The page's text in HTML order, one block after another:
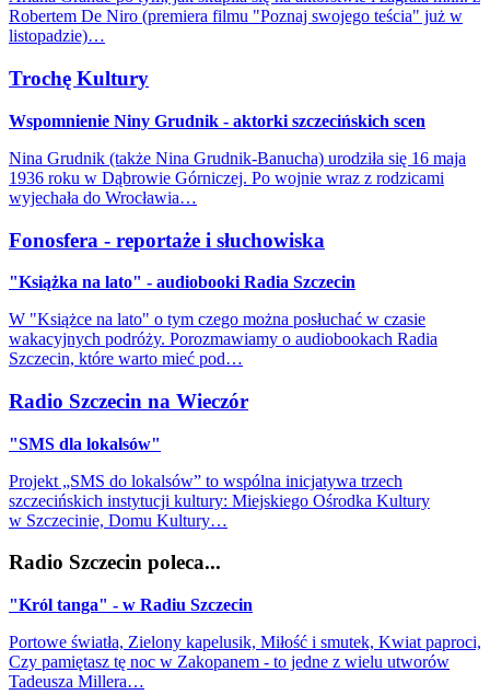
Robertem De Niro (premiera filmu "Poznaj swojego teścia" już w
listopadzie)…
Trochę Kultury
Wspomnienie Niny Grudnik - aktorki szczecińskich scen
Nina Grudnik (także Nina Grudnik-Banucha) urodziła się 16 maja
1936 roku w Dąbrowie Górniczej. Po wojnie wraz z rodzicami
wyjechała do Wrocławia…
Fonosfera - reportaże i słuchowiska
"Książka na lato" - audiobooki Radia Szczecin
W "Książce na lato" o tym czego można posłuchać w czasie
wakacyjnych podróży. Porozmawiamy o audiobookach Radia
Szczecin, które warto mieć pod…
Radio Szczecin na Wieczór
"SMS dla lokalsów"
Projekt „SMS do lokalsów” to wspólna inicjatywa trzech
szczecińskich instytucji kultury: Miejskiego Ośrodka Kultury
w Szczecinie, Domu Kultury…
Radio Szczecin poleca...
"Król tanga" - w Radiu Szczecin
Portowe światła, Zielony kapelusik, Miłość i smutek, Kwiat paproci,
Czy pamiętasz tę noc w Zakopanem - to jedne z wielu utworów
Tadeusza Millera…